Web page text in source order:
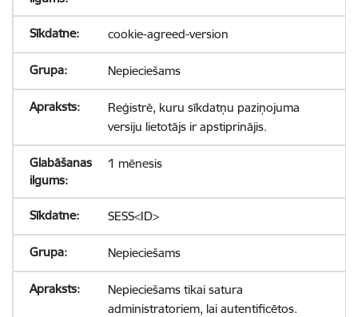
cookie-agreed-version
Nepieciešams
Reģistrē, kuru sīkdatņu paziņojuma
versiju lietotājs ir apstiprinājis.
1 mēnesis
SESS<ID>
Nepieciešams
Nepieciešams tikai satura
administratoriem, lai autentificētos.